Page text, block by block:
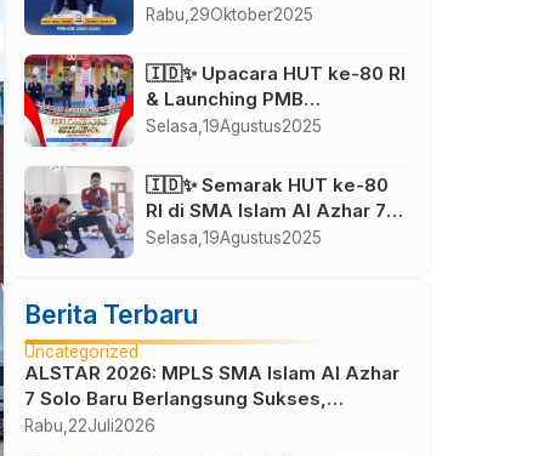
SMA Islam Al Azhar 7 Solo
Rabu, 29Oktober2025
🇮🇩✨ Upacara HUT ke-80 RI
& Launching PMB
Gelombang Istimewa SMA
🇮🇩
Selasa, 19Agustus2025
🇮🇩✨ Semarak HUT ke-80
RI di SMA Islam Al Azhar 7
Solo Baru ✨🇮🇩
Selasa, 19Agustus2025
Berita Terbaru
Uncategorized
ALSTAR 2026: MPLS SMA Islam Al Azhar
7 Solo Baru Berlangsung Sukses,
Wujudkan Awal Perjalanan Peserta Didik
Rabu, 22Juli2026